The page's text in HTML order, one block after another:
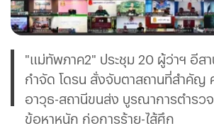
"แม่ทัพภาค2" ประชุม 20 ผู้ว่าฯ อีสา
กำจัด โดรน สั่งจับตาสถานที่สำคัญ
อาวุธ-สถานีขนส่ง บูรณาการตำรว
ข้อหาหนัก ก่อการร้าย-ไส้ศึก